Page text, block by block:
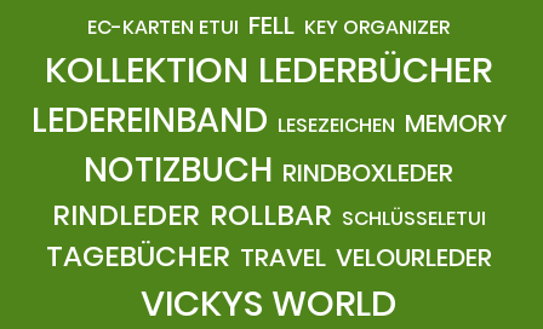
EC-KARTEN ETUI FELL KEY ORGANIZER
KOLLEKTION LEDERBÜCHER
LEDEREINBAND LESEZEICHEN MEMORY
NOTIZBUCH RINDBOXLEDER
RINDLEDER ROLLBAR SCHLÜSSELETUI
TAGEBÜCHER TRAVEL VELOURLEDER
VICKYS WORLD